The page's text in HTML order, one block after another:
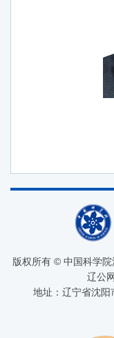
版权所有 © 中国科学
辽公
地址：辽宁省沈